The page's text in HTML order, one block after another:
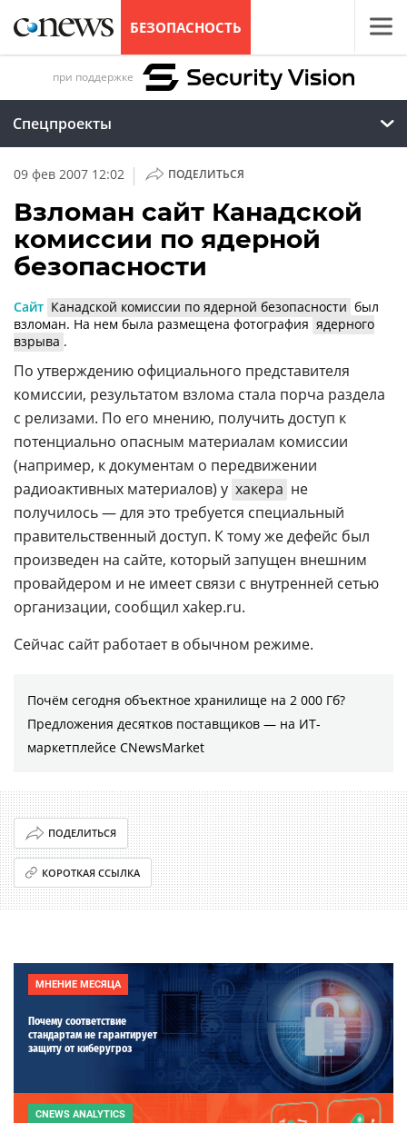
БЕЗОПАСНОСТЬ
при поддержке
Спецпроекты
09 фев 2007 12:02 | ПОДЕЛИТЬСЯ
Взломан сайт Канадской
комиссии по ядерной
безопасности
Сайт Канадской комиссии по ядерной безопасности был
взломан. На нем была размещена фотография ядерного
взрыва .
По утверждению официального представителя
комиссии, результатом взлома стала порча раздела
с релизами. По его мнению, получить доступ к
потенциально опасным материалам комиссии
(например, к документам о передвижении
радиоактивных материалов) у хакера не
получилось — для это требуется специальный
правительственный доступ. К тому же дефейс был
произведен на сайте, который запущен внешним
провайдером и не имеет связи с внутренней сетью
организации, сообщил xakep.ru.
Сейчас сайт работает в обычном режиме.
Почём сегодня объектное хранилище на 2 000 Гб?
Предложения десятков поставщиков ― на ИТ-
маркетплейсе CNewsMarket
ПОДЕЛИТЬСЯ
КОРОТКАЯ ССЫЛКА
МНЕНИЕ МЕСЯЦА
Почему соответствие
стандартам не гарантирует
защиту от киберугроз
CNEWS ANALYTICS